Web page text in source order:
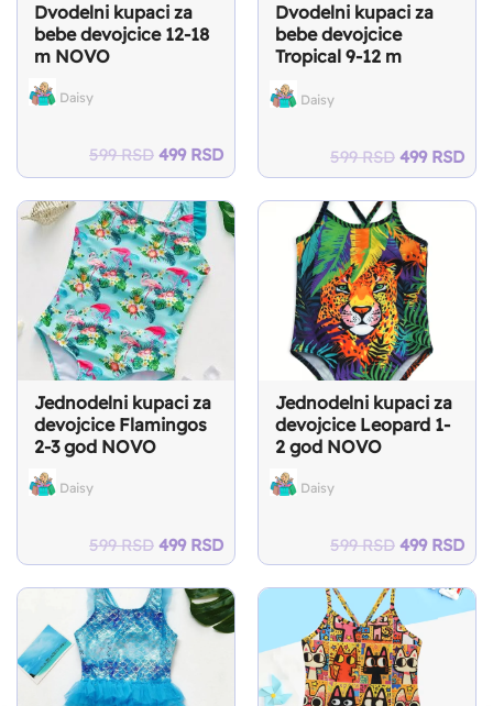
Dvodelni kupaci za
bebe devojcice 12-18
m NOVO
Daisy
599RSD Original
price
was:
599 RSD.
499 RSDCurrent
price
is:
499 RSD.
Dvodelni kupaci za
bebe devojcice
Tropical 9-12 m
NOVO
Daisy
599RSD Original
price
was:
599 RSD.
499 RSD
is:
Jednodelni kupaci za
devojcice Flamingos
2-3 god NOVO
Daisy
599RSD Original
price
was:
599 RSD.
499 RSDCurrent
price
is:
499 RSD.
Jednodelni kupaci za
devojcice Leopard 1-
2 god NOVO
Daisy
599RSD Original
price
was:
599 RSD.
499 RSD
is: